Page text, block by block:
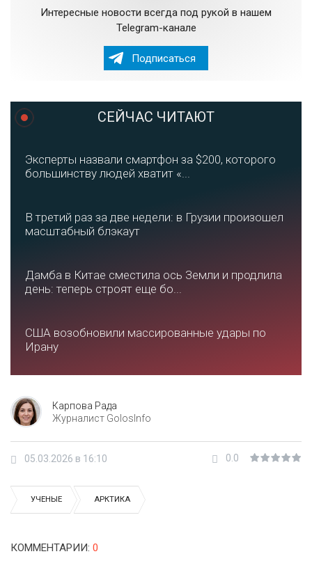
Интересные новости всегда под рукой в нашем
Telegram-канале
Подписаться
СЕЙЧАС ЧИТАЮТ
Эксперты назвали смартфон за $200, которого
большинству людей хватит «...
В третий раз за две недели: в Грузии произошел
масштабный блэкаут
Дамба в Китае сместила ось Земли и продлила
день: теперь строят еще бо...
США возобновили массированные удары по
Ирану
Карпова Рада
Журналист GolosInfo
05.03.2026 в 16:10 0.0
УЧЕНЫЕ АРКТИКА
КОММЕНТАРИИ: 0